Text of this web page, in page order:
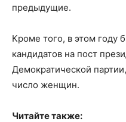
предыдущие.
Кроме того, в этом году
кандидатов на пост
Демократической
число женщин.
Читайте также: